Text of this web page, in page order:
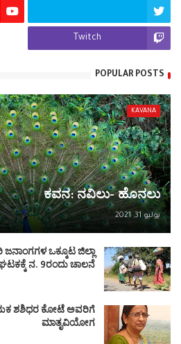
Twitch
POPULAR POSTS
KAVANA
ಕವನ: ನವಿಲು- ಹೊನಲು
يوليو 31, 2021
ಒಕ್ಕೂಟ ಜಿಲ್ಲಾ
ನ. 9ರಂದು ಚಾಲನೆ
ಶಶಿಧರ ಕೋಟೆ ಅವರಿಗೆ
ಮಾತೃವಿಯೋಗ